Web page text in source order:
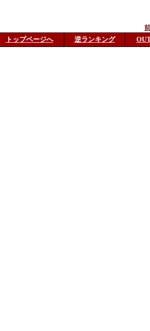
トップページへ
逆ランキング